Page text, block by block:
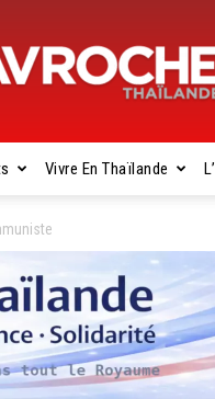
Gavroche
Thaïlande
Vivre En Thaïlande